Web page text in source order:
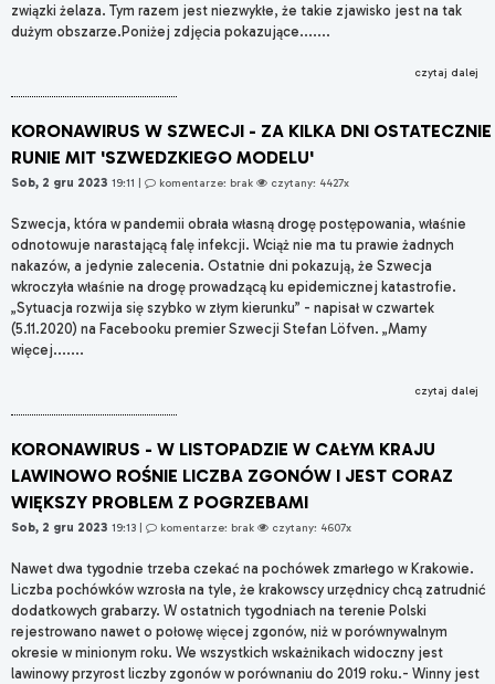
związki żelaza. Tym razem jest niezwykłe, że takie zjawisko jest na tak
dużym obszarze.Poniżej zdjęcia pokazujące.......
czytaj dalej
KORONAWIRUS W SZWECJI - ZA KILKA DNI OSTATECZNIE
RUNIE MIT 'SZWEDZKIEGO MODELU'
Sob, 2 gru 2023 19:11 komentarze: brak czytany: 4427x
Szwecja, która w pandemii obrała własną drogę postępowania, właśnie
odnotowuje narastającą falę infekcji. Wciąż nie ma tu prawie żadnych
nakazów, a jedynie zalecenia. Ostatnie dni pokazują, że Szwecja
wkroczyła właśnie na drogę prowadzącą ku epidemicznej katastrofie.
„Sytuacja rozwija się szybko w złym kierunku” - napisał w czwartek
(5.11.2020) na Facebooku premier Szwecji Stefan Löfven. „Mamy
więcej.......
czytaj dalej
KORONAWIRUS - W LISTOPADZIE W CAŁYM KRAJU
LAWINOWO ROŚNIE LICZBA ZGONÓW I JEST CORAZ
WIĘKSZY PROBLEM Z POGRZEBAMI
Sob, 2 gru 2023 19:13 komentarze: brak czytany: 4607x
Nawet dwa tygodnie trzeba czekać na pochówek zmarłego w Krakowie.
Liczba pochówków wzrosła na tyle, że krakowscy urzędnicy chcą zatrudnić
dodatkowych grabarzy. W ostatnich tygodniach na terenie Polski
rejestrowano nawet o połowę więcej zgonów, niż w porównywalnym
okresie w minionym roku. We wszystkich wskażnikach widoczny jest
lawinowy przyrost liczby zgonów w porównaniu do 2019 roku.- Winny jest